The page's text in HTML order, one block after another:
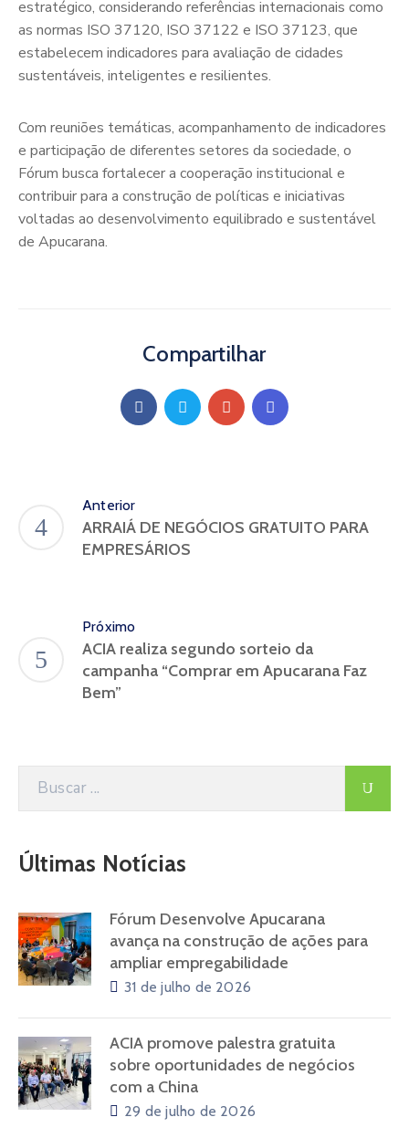
estratégico, considerando referências internacionais como
as normas ISO 37120, ISO 37122 e ISO 37123, que
estabelecem indicadores para avaliação de cidades
sustentáveis, inteligentes e resilientes.
Com reuniões temáticas, acompanhamento de indicadores
e participação de diferentes setores da sociedade, o
Fórum busca fortalecer a cooperação institucional e
contribuir para a construção de políticas e iniciativas
voltadas ao desenvolvimento equilibrado e sustentável
de Apucarana.
Compartilhar
Anterior
ARRAIÁ DE NEGÓCIOS GRATUITO PARA
EMPRESÁRIOS
Próximo
ACIA realiza segundo sorteio da
campanha “Comprar em Apucarana Faz
Bem”
Últimas Notícias
Fórum Desenvolve Apucarana
avança na construção de ações para
ampliar empregabilidade
31 de julho de 2026
ACIA promove palestra gratuita
sobre oportunidades de negócios
com a China
29 de julho de 2026